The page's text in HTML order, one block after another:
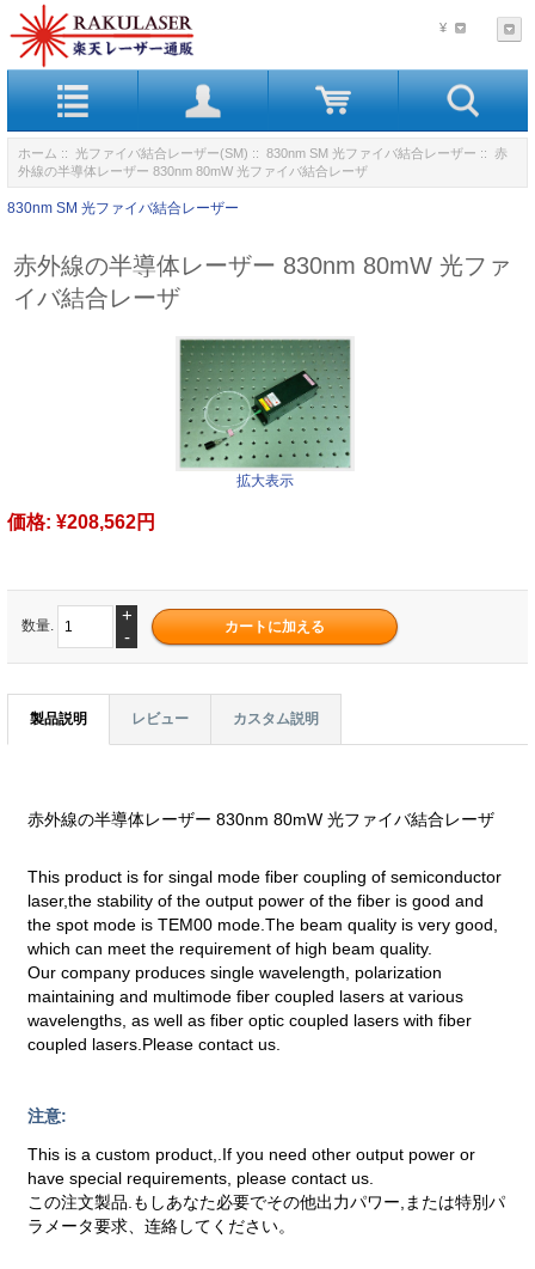
¥
ホーム :: 光ファイバ結合レーザー(SM) :: 830nm SM 光ファイバ結合レーザー :: 赤
外線の半導体レーザー 830nm 80mW 光ファイバ結合レーザ
830nm SM 光ファイバ結合レーザー
赤外線の半導体レーザー 830nm 80mW 光ファ
イバ結合レーザ
拡大表示
価格: ¥208,562円
数量.
+
-
製品説明 レビュー カスタム説明
赤外線の半導体レーザー 830nm 80mW 光ファイバ結合レーザ
This product is for singal mode fiber coupling of semiconductor
laser,the stability of the output power of the fiber is good and
the spot mode is TEM00 mode.The beam quality is very good,
which can meet the requirement of high beam quality.
Our company produces single wavelength, polarization
maintaining and multimode fiber coupled lasers at various
wavelengths, as well as fiber optic coupled lasers with fiber
coupled lasers.Please contact us.
注意:
This is a custom product,.If you need other output power or
have special requirements, please contact us.
この注文製品.もしあなた必要でその他出力パワー,または特別パ
ラメータ要求、连絡してください。